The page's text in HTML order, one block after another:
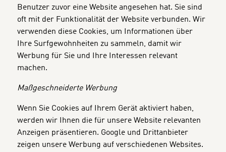
Benutzer zuvor eine Website angesehen hat. Sie sind
oft mit der Funktionalität der Website verbunden. Wir
verwenden diese Cookies, um Informationen über
Ihre Surfgewohnheiten zu sammeln, damit wir
Werbung für Sie und Ihre Interessen relevant
machen.
Maßgeschneiderte Werbung
Wenn Sie Cookies auf Ihrem Gerät aktiviert haben,
werden wir Ihnen die für unsere Website relevanten
Anzeigen präsentieren. Google und Drittanbieter
zeigen unsere Werbung auf verschiedenen Websites.